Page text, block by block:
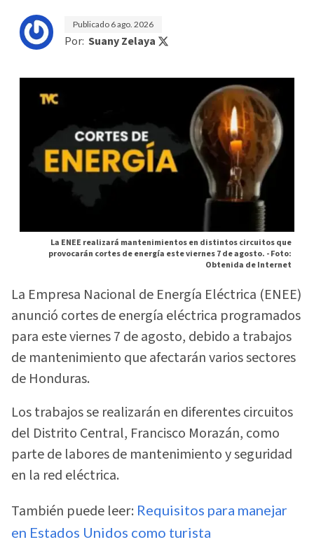
Publicado 6 ago. 2026
Por: Suany Zelaya
La ENEE realizará mantenimientos en distintos circuitos que
provocarán cortes de energía este viernes 7 de agosto. -Foto:
Obtenida de Internet
La Empresa Nacional de Energía Eléctrica (ENEE)
anunció cortes de energía eléctrica programados
para este viernes 7 de agosto, debido a trabajos
de mantenimiento que afectarán varios sectores
de Honduras.
Los trabajos se realizarán en diferentes circuitos
del Distrito Central, Francisco Morazán, como
parte de labores de mantenimiento y seguridad
en la red eléctrica.
También puede leer: Requisitos para manejar
en Estados Unidos como turista